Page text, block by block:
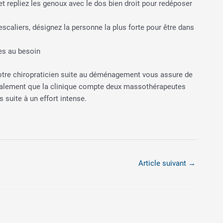
repliez les genoux avec le dos bien droit pour redéposer
désignez la personne la plus forte pour être dans
au besoin
chiropraticien suite au déménagement vous assure de
que la clinique compte deux massothérapeutes
suite à un effort intense.
Article suivant →